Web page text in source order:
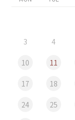
3 4
10 11
17 18
24 25